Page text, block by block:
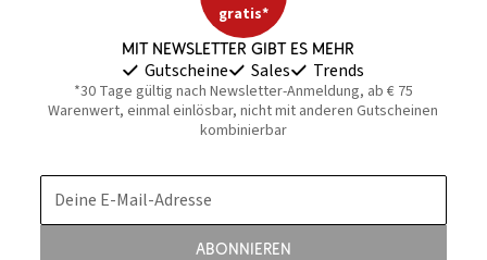
gratis*
Mit Newsletter gibt es mehr
Gutscheine Sales Trends
*30 Tage gültig nach Newsletter-Anmeldung, ab € 75
Warenwert, einmal einlösbar, nicht mit anderen Gutscheinen
kombinierbar
Deine E-Mail-Adresse
Abonnieren